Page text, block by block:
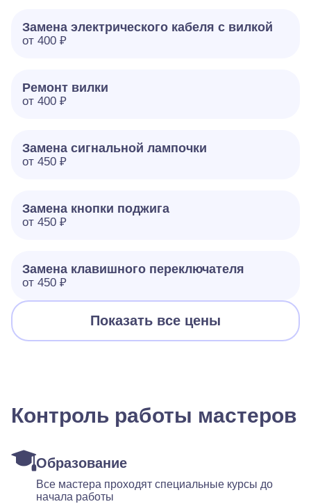
Замена электрического кабеля с вилкой
от 400 ₽
Ремонт вилки
от 400 ₽
Замена сигнальной лампочки
от 450 ₽
Замена кнопки поджига
от 450 ₽
Замена клавишного переключателя
от 450 ₽
Показать все цены
Контроль работы мастеров
Образование
Все мастера проходят специальные курсы до
начала работы